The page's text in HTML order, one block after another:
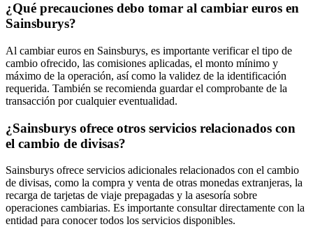
¿Qué precauciones debo tomar al cambiar euros en
Sainsburys?
Al cambiar euros en Sainsburys, es importante verificar el tipo de
cambio ofrecido, las comisiones aplicadas, el monto mínimo y
máximo de la operación, así como la validez de la identificación
requerida. También se recomienda guardar el comprobante de la
transacción por cualquier eventualidad.
¿Sainsburys ofrece otros servicios relacionados con
el cambio de divisas?
Sainsburys ofrece servicios adicionales relacionados con el cambio
de divisas, como la compra y venta de otras monedas extranjeras, la
recarga de tarjetas de viaje prepagadas y la asesoría sobre
operaciones cambiarias. Es importante consultar directamente con la
entidad para conocer todos los servicios disponibles.